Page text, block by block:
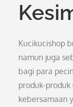
Kucikucishop
namun juga
bagi para
produk-produk
kebersamaan